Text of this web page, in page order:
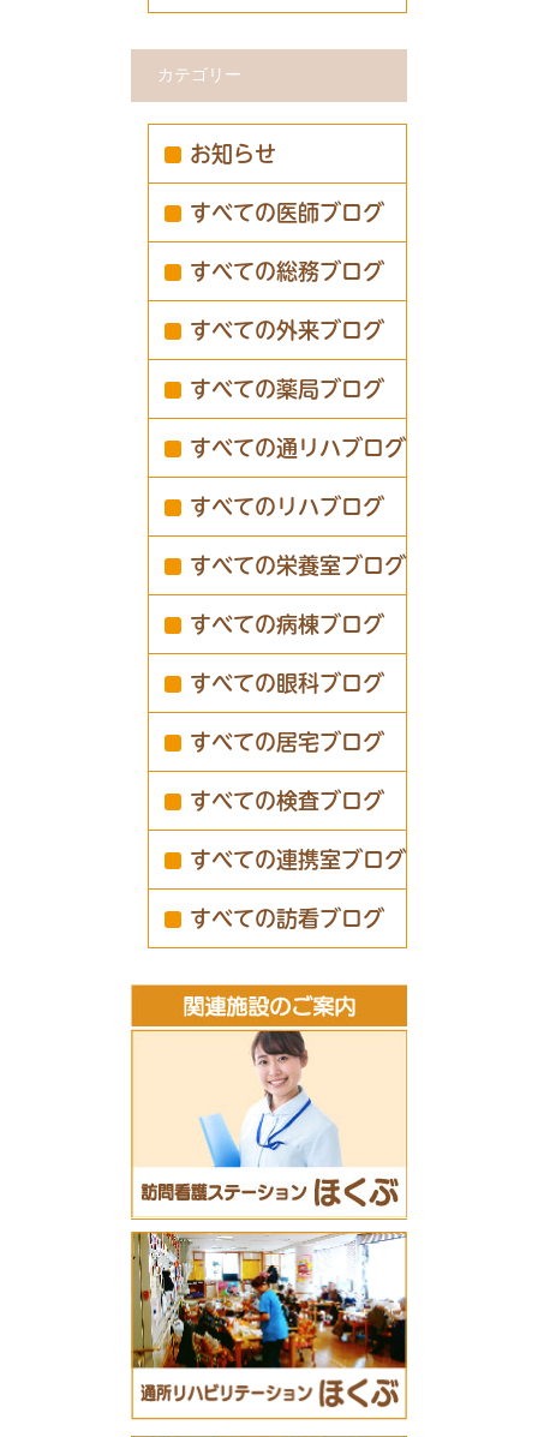
カテゴリー
お知らせ
すべての医師ブログ
すべての総務ブログ
すべての外来ブログ
すべての薬局ブログ
すべての通リハブログ
すべてのリハブログ
すべての栄養室ブログ
すべての病棟ブログ
すべての眼科ブログ
すべての居宅ブログ
すべての検査ブログ
すべての連携室ブログ
すべての訪看ブログ